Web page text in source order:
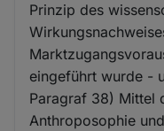
Prinzip des
eingeführt wurde -
Paragraf 38) Mittel
Anthroposophie